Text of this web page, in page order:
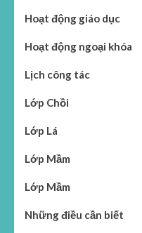
Hoạt động giáo dục
Hoạt động ngoại khóa
Lịch công tác
Lớp Chồi
Lớp Lá
Lớp Mầm
Lớp Mầm
Những điều cần biết